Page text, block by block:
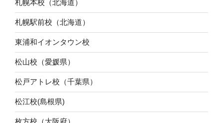
札幌本校（北海道）
札幌駅前校（北海道）
東浦和イオンタウン校
松山校（愛媛県）
松戸アトレ校（千葉県）
松江校(島根県)